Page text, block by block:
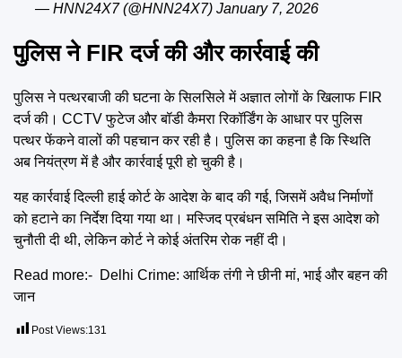
— HNN24X7 (@HNN24X7) January 7, 2026
पुलिस ने FIR दर्ज की और कार्रवाई की
पुलिस ने पत्थरबाजी की घटना के सिलसिले में अज्ञात लोगों के खिलाफ FIR
दर्ज की। CCTV फुटेज और बॉडी कैमरा रिकॉर्डिंग के आधार पर पुलिस
पत्थर फेंकने वालों की पहचान कर रही है। पुलिस का कहना है कि स्थिति
अब नियंत्रण में है और कार्रवाई पूरी हो चुकी है।
यह कार्रवाई दिल्ली हाई कोर्ट के आदेश के बाद की गई, जिसमें अवैध निर्माणों
को हटाने का निर्देश दिया गया था। मस्जिद प्रबंधन समिति ने इस आदेश को
चुनौती दी थी, लेकिन कोर्ट ने कोई अंतरिम रोक नहीं दी।
Read more:- Delhi Crime: आर्थिक तंगी ने छीनी मां, भाई और बहन की
जान
Post Views:131